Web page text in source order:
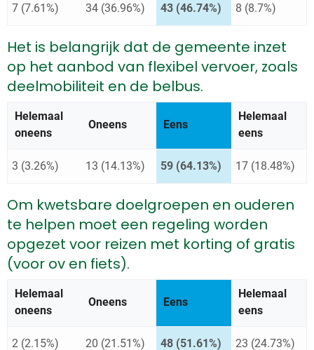
7 (7.61%) 34 (36.96%) 43 (46.74%) 8 (8.7%)
Het is belangrijk dat de gemeente inzet
op het aanbod van flexibel vervoer, zoals
deelmobiliteit en de belbus.
Helemaal
oneens
Oneens Antwoord met de meeste
Eens
Helemaal
eens
3 (3.26%) 13 (14.13%) 59 (64.13%) 17 (18.48%)
Om kwetsbare doelgroepen en ouderen
te helpen moet een regeling worden
opgezet voor reizen met korting of gratis
(voor ov en fiets).
Helemaal
oneens
Oneens Antwoord met de meeste
Eens
Helemaal
eens
2 (2.15%) 20 (21.51%) 48 (51.61%) 23 (24.73%)